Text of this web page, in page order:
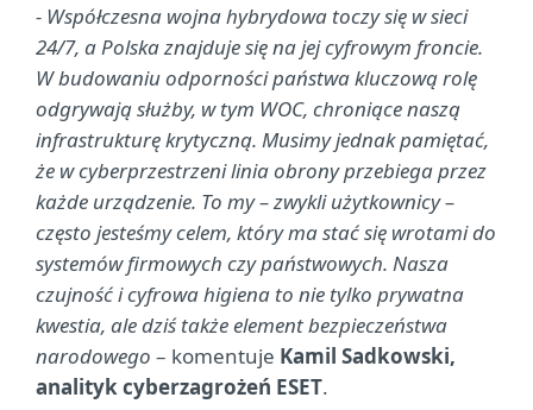
- Współczesna wojna hybrydowa toczy się w sieci
24/7, a Polska znajduje się na jej cyfrowym froncie.
W budowaniu odporności państwa kluczową rolę
odgrywają służby, w tym WOC, chroniące naszą
infrastrukturę krytyczną. Musimy jednak pamiętać,
że w cyberprzestrzeni linia obrony przebiega przez
każde urządzenie. To my – zwykli użytkownicy –
często jesteśmy celem, który ma stać się wrotami do
systemów firmowych czy państwowych. Nasza
czujność i cyfrowa higiena to nie tylko prywatna
kwestia, ale dziś także element bezpieczeństwa
narodowego – komentuje Kamil Sadkowski,
analityk cyberzagrożeń ESET.